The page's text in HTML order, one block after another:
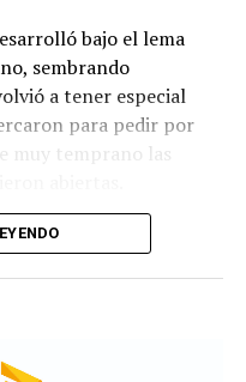
bajo el lema
sembrando
a tener especial
para pedir por
muy temprano las
de Moreno al
multitud que recorrió